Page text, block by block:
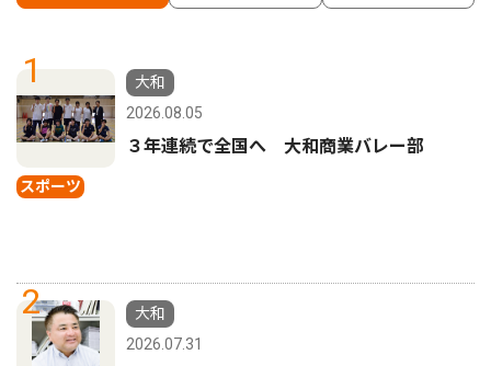
1
スポーツ
大和
2026.08.05
３年連続で全国へ 大和商業バレー部
2
大和
2026.07.31